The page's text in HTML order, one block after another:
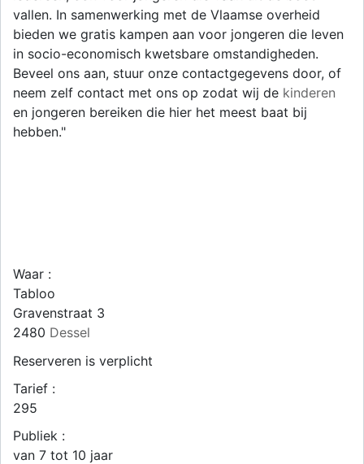
vallen. In samenwerking met de Vlaamse overheid
bieden we gratis kampen aan voor jongeren die leven
in socio-economisch kwetsbare omstandigheden.
Beveel ons aan, stuur onze contactgegevens door, of
neem zelf contact met ons op zodat wij de kinderen
en jongeren bereiken die hier het meest baat bij
hebben."
Waar :
Tabloo
Gravenstraat 3
2480 Dessel
Reserveren is verplicht
Tarief :
295
Publiek :
van 7 tot 10 jaar